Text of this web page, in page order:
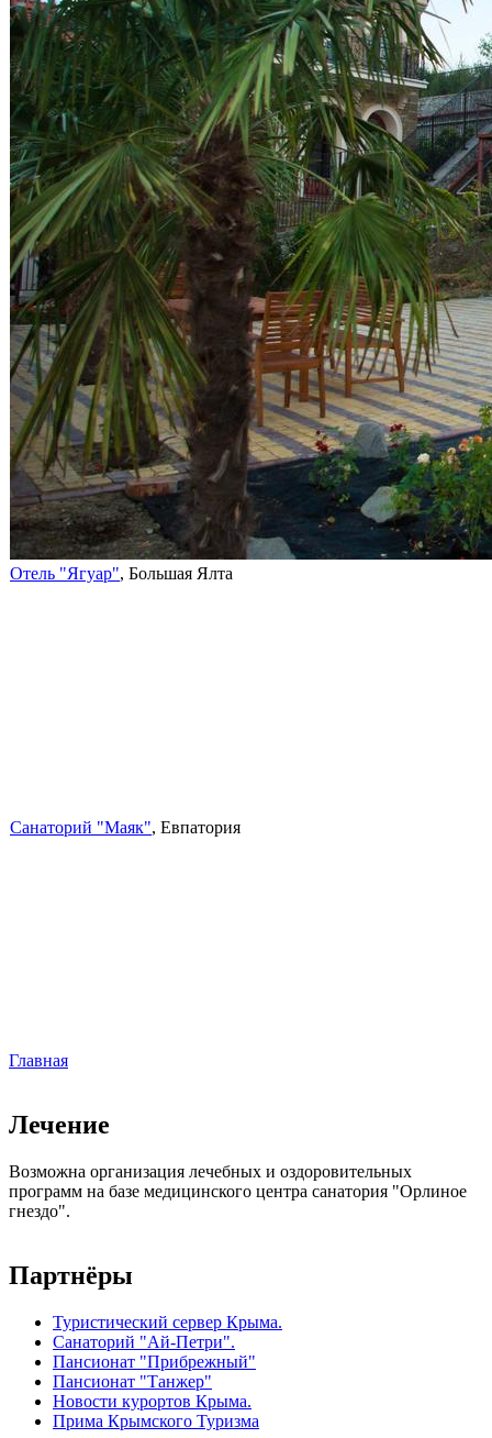
Отель "Ягуар", Большая Ялта
Санаторий "Маяк", Евпатория
Главная
Лечение
Возможна организация лечебных и оздоровительных
программ на базе медицинского центра санатория "Орлиное
гнездо".
Партнёры
Туристический сервер Крыма.
Санаторий "Ай-Петри".
Пансионат "Прибрежный"
Пансионат "Танжер"
Новости курортов Крыма.
Прима Крымского Туризма